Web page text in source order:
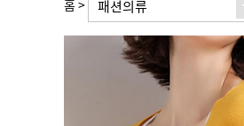
홈 > 패션의류